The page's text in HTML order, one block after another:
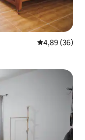
4,89 de uma
4,89 (36)